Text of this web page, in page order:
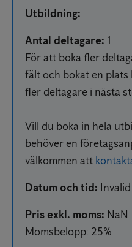
Utbildning:
Antal deltagare: 1
För att boka fler
fält och bokat en plats
fler deltagare i nästa
Vill du boka in hela
behöver en
välkommen att
Datum och tid:
Pris exkl. moms: NaN
Momsbelopp: 25%